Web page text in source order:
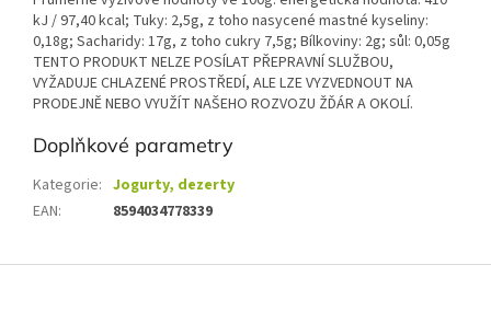
kJ / 97,40 kcal; Tuky: 2,5g, z toho nasycené mastné kyseliny:
0,18g; Sacharidy: 17g, z toho cukry 7,5g; Bílkoviny: 2g; sůl: 0,05g
TENTO PRODUKT NELZE POSÍLAT PŘEPRAVNÍ SLUŽBOU,
VYŽADUJE CHLAZENÉ PROSTŘEDÍ, ALE LZE VYZVEDNOUT NA
PRODEJNĚ NEBO VYUŽÍT NAŠEHO ROZVOZU ŽĎÁR A OKOLÍ.
Doplňkové parametry
Kategorie: Jogurty, dezerty
EAN: 8594034778339
Z